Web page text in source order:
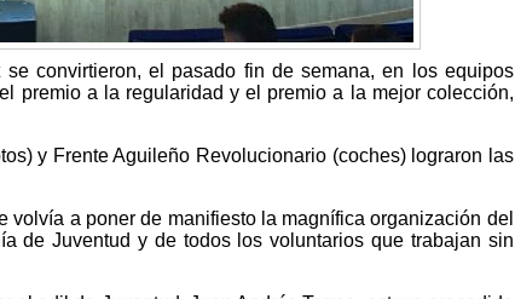
convirtieron, el pasado fin de semana, en los equipos
premio a la regularidad y el premio a la mejor colección,
y Frente Aguileño Revolucionario (coches) lograron las
volvía a poner de manifiesto la magnífica organización del
de Juventud y de todos los voluntarios que trabajan sin